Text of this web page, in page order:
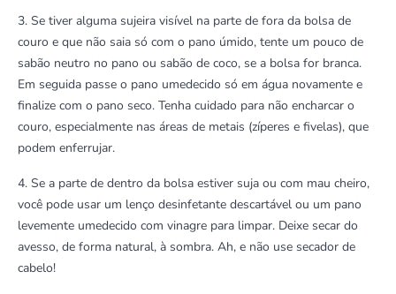
3. Se tiver alguma sujeira visível na parte de fora da bolsa de
couro e que não saia só com o pano úmido, tente um pouco de
sabão neutro no pano ou sabão de coco, se a bolsa for branca.
Em seguida passe o pano umedecido só em água novamente e
finalize com o pano seco. Tenha cuidado para não encharcar o
couro, especialmente nas áreas de metais (zíperes e fivelas), que
podem enferrujar.
4. Se a parte de dentro da bolsa estiver suja ou com mau cheiro,
você pode usar um lenço desinfetante descartável ou um pano
levemente umedecido com vinagre para limpar. Deixe secar do
avesso, de forma natural, à sombra. Ah, e não use secador de
cabelo!